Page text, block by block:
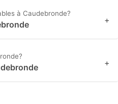
à Caudebronde?
+
+